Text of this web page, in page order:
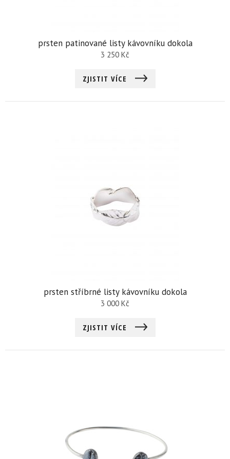
prsten patinované listy kávovníku dokola
3 250 Kč
ZJISTIT VÍCE
prsten stříbrné listy kávovníku dokola
3 000 Kč
ZJISTIT VÍCE